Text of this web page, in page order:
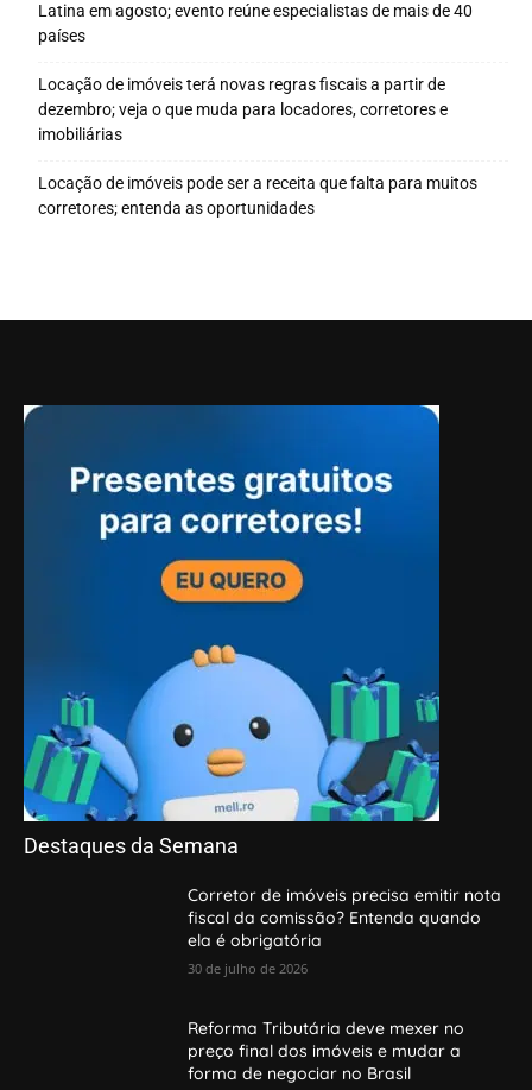
Latina em agosto; evento reúne especialistas de mais de 40
países
Locação de imóveis terá novas regras fiscais a partir de
dezembro; veja o que muda para locadores, corretores e
imobiliárias
Locação de imóveis pode ser a receita que falta para muitos
corretores; entenda as oportunidades
Destaques da Semana
Corretor de imóveis precisa emitir nota
fiscal da comissão? Entenda quando
ela é obrigatória
30 de julho de 2026
Reforma Tributária deve mexer no
preço final dos imóveis e mudar a
forma de negociar no Brasil